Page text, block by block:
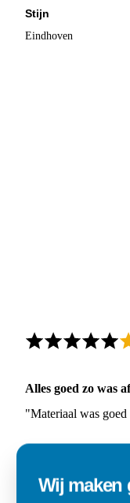
Stijn
Eindhoven
Alles goed zo was
"Materiaal was
Ad
Wij maken